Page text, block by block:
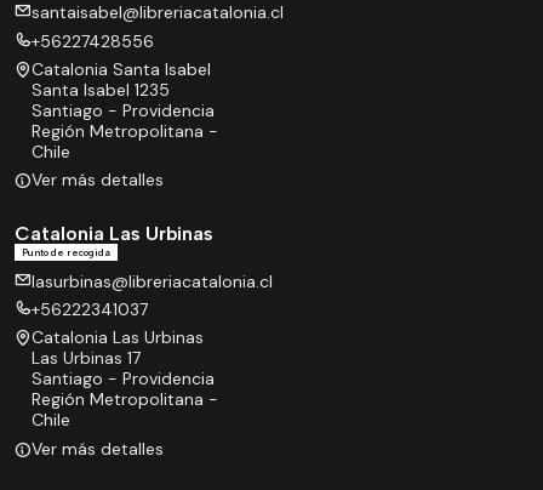
santaisabel@libreriacatalonia.cl
+56227428556
Catalonia Santa Isabel
Santa Isabel 1235
Santiago - Providencia
Región Metropolitana -
Chile
Ver más detalles
Catalonia Las Urbinas
Punto de recogida
lasurbinas@libreriacatalonia.cl
+56222341037
Catalonia Las Urbinas
Las Urbinas 17
Santiago - Providencia
Región Metropolitana -
Chile
Ver más detalles